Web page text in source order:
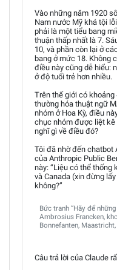
Vào những năm 1920
Nam nước Mỹ khá tội
phải là một tiểu bang
thuận thấp nhất là 7.
10, và phần còn lại ở
bang ở mức 18. Không
điều này cũng dễ hiểu:
ở độ tuổi trẻ hơn nhiều.
Trên thế giới có
thường hóa thuật ngữ
nhóm ở Hoa Kỳ, điều
chục nhóm được liệt
nghĩ gì về điều đó?
Tôi đã nhờ đến chatbot
của Anthropic Public
này: “Liệu có thể thống
và Canada (xin đừng
không?”
Bức tranh “Hãy để
Ambrosius Francken,
Bonnefanten, Maastricht,
Câu trả lời của Claude